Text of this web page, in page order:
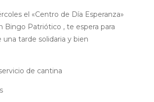
el «Centro de Día Esperanza»
Bingo Patriótico , te espera para
una tarde solidaria y bien
de cantina